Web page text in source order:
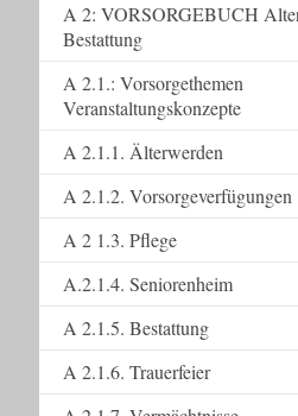
A 2: VORSORGEBUCH
Bestattung
A 2.1.: Vorsorgethemen
Veranstaltungskonzepte
A 2.1.1. Älterwerden
A 2.1.2. Vorsorgeverfügungen
A 2 1.3. Pflege
A.2.1.4. Seniorenheim
A 2.1.5. Bestattung
A 2.1.6. Trauerfeier